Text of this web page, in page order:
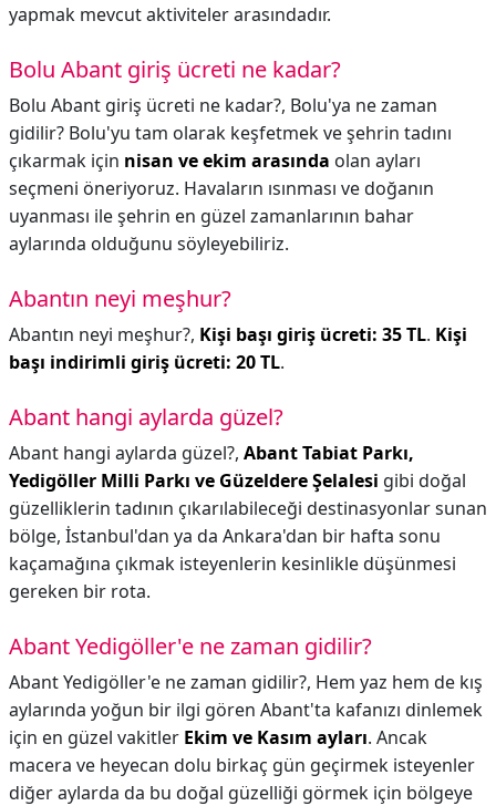
yapmak mevcut aktiviteler arasındadır.
Bolu Abant giriş ücreti ne kadar?
Bolu Abant giriş ücreti ne kadar?, Bolu'ya ne zaman
gidilir? Bolu'yu tam olarak keşfetmek ve şehrin tadını
çıkarmak için nisan ve ekim arasında olan ayları
seçmeni öneriyoruz. Havaların ısınması ve doğanın
uyanması ile şehrin en güzel zamanlarının bahar
aylarında olduğunu söyleyebiliriz.
Abantın neyi meşhur?
Abantın neyi meşhur?, Kişi başı giriş ücreti: 35 TL. Kişi
başı indirimli giriş ücreti: 20 TL.
Abant hangi aylarda güzel?
Abant hangi aylarda güzel?, Abant Tabiat Parkı,
Yedigöller Milli Parkı ve Güzeldere Şelalesi gibi doğal
güzelliklerin tadının çıkarılabileceği destinasyonlar sunan
bölge, İstanbul'dan ya da Ankara'dan bir hafta sonu
kaçamağına çıkmak isteyenlerin kesinlikle düşünmesi
gereken bir rota.
Abant Yedigöller'e ne zaman gidilir?
Abant Yedigöller'e ne zaman gidilir?, Hem yaz hem de kış
aylarında yoğun bir ilgi gören Abant'ta kafanızı dinlemek
için en güzel vakitler Ekim ve Kasım ayları. Ancak
macera ve heyecan dolu birkaç gün geçirmek isteyenler
diğer aylarda da bu doğal güzelliği görmek için bölgeye